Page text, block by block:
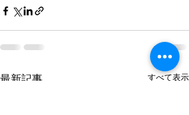
最新記事 すべて表示